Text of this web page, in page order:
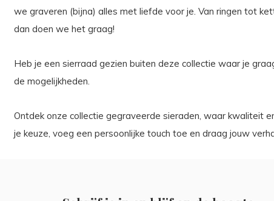
we graveren (bijna) alles met liefde voor je. Van ringen tot
dan doen we het graag!
Heb je een sierraad gezien buiten deze collectie waar je
de mogelijkheden.
Ontdek onze collectie gegraveerde sieraden, waar kwaliteit
je keuze, voeg een persoonlijke touch toe en draag jouw